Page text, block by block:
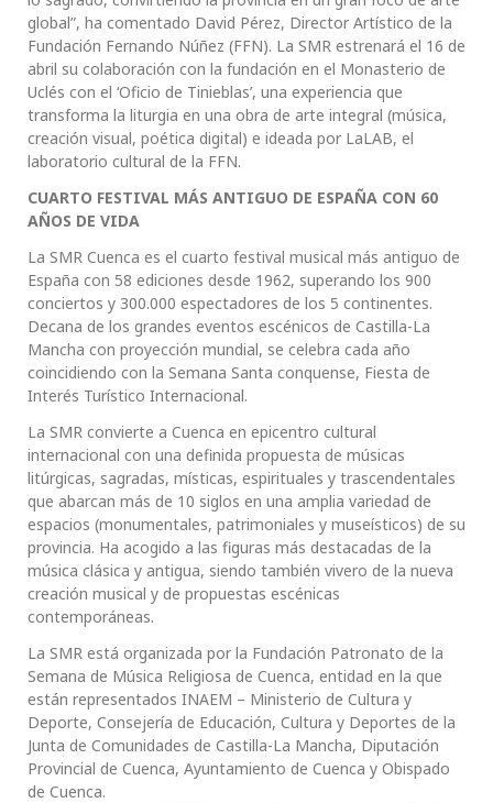
global”, ha comentado David Pérez, Director Artístico de la
Fundación Fernando Núñez (FFN). La SMR estrenará el 16 de
abril su colaboración con la fundación en el Monasterio de
Uclés con el ‘Oficio de Tinieblas’, una experiencia que
transforma la liturgia en una obra de arte integral (música,
creación visual, poética digital) e ideada por LaLAB, el
laboratorio cultural de la FFN.
CUARTO FESTIVAL MÁS ANTIGUO DE ESPAÑA CON 60
AÑOS DE VIDA
La SMR Cuenca es el cuarto festival musical más antiguo de
España con 58 ediciones desde 1962, superando los 900
conciertos y 300.000 espectadores de los 5 continentes.
Decana de los grandes eventos escénicos de Castilla-La
Mancha con proyección mundial, se celebra cada año
coincidiendo con la Semana Santa conquense, Fiesta de
Interés Turístico Internacional.
La SMR convierte a Cuenca en epicentro cultural
internacional con una definida propuesta de músicas
litúrgicas, sagradas, místicas, espirituales y trascendentales
que abarcan más de 10 siglos en una amplia variedad de
espacios (monumentales, patrimoniales y museísticos) de su
provincia. Ha acogido a las figuras más destacadas de la
música clásica y antigua, siendo también vivero de la nueva
creación musical y de propuestas escénicas
contemporáneas.
La SMR está organizada por la Fundación Patronato de la
Semana de Música Religiosa de Cuenca, entidad en la que
están representados INAEM – Ministerio de Cultura y
Deporte, Consejería de Educación, Cultura y Deportes de la
Junta de Comunidades de Castilla-La Mancha, Diputación
Provincial de Cuenca, Ayuntamiento de Cuenca y Obispado
de Cuenca.